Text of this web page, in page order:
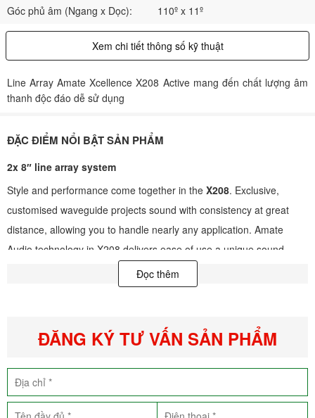
Góc phủ âm (Ngang x Dọc):
110º x 11º
Xem chi tiết thông số kỹ thuật
Line Array Amate Xcellence X208 Active mang đến chất lượng âm
thanh độc đáo dễ sử dụng
ĐẶC ĐIỂM NỔI BẬT SẢN PHẨM
2x 8″ line array system
Style and performance come together in the X208. Exclusive,
customised waveguide projects sound with consistency at great
distance, allowing you to handle nearly any application. Amate
Audio technology in X208 delivers ease of use a unique sound
quality in a compact size. Innovation that you can hear!
Bi-amplified
Input Impedance:
Mains:Universal switch mode Power Supply 85-265 V / 45-65
Đọc thêm
ĐĂNG KÝ TƯ VẤN SẢN PHẨM